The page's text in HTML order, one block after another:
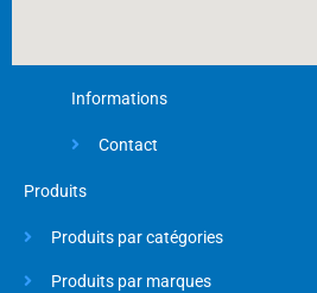
Informations
Contact
Produits
Produits par catégories
Produits par marques